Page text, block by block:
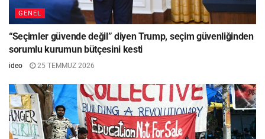
GENEL
“Seçimler güvende değil” diyen Trump, seçim güvenliğinden
sorumlu kurumun bütçesini kesti
ideo 25 TEMMUZ 2026